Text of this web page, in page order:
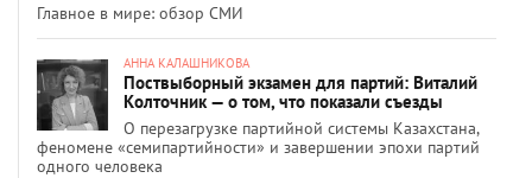
Главное в мире: обзор СМИ
АННА КАЛАШНИКОВА
Поствыборный экзамен для партий: Виталий
Колточник — о том, что показали съезды
О перезагрузке партийной системы Казахстана,
феномене «семипартийности» и завершении эпохи партий
одного человека